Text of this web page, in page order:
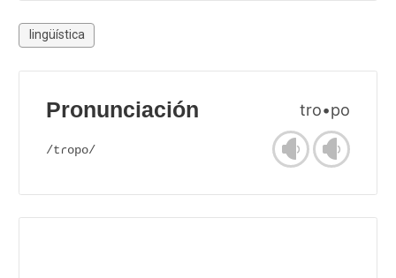
lingüística
Pronunciación tro•po
/tɾopo/